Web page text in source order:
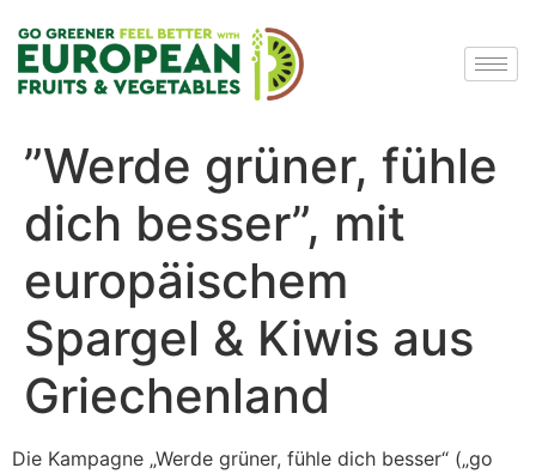
”Werde grüner, fühle
dich besser”, mit
europäischem
Spargel & Kiwis aus
Griechenland
Die Kampagne „Werde grüner, fühle dich besser“ („go